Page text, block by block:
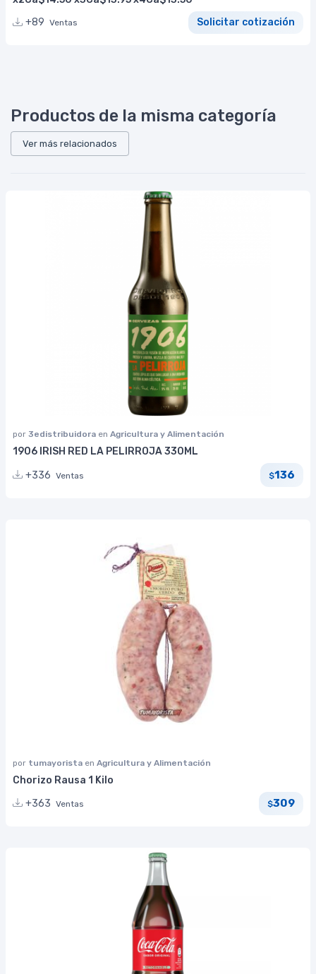
+89 Ventas Solicitar cotización
Productos de la misma categoría
Ver más relacionados
por 3edistribuidora en Agricultura y Alimentación
1906 IRISH RED LA PELIRROJA 330ML
+336 Ventas $136
por tumayorista en Agricultura y Alimentación
Chorizo Rausa 1 Kilo
+363 Ventas $309